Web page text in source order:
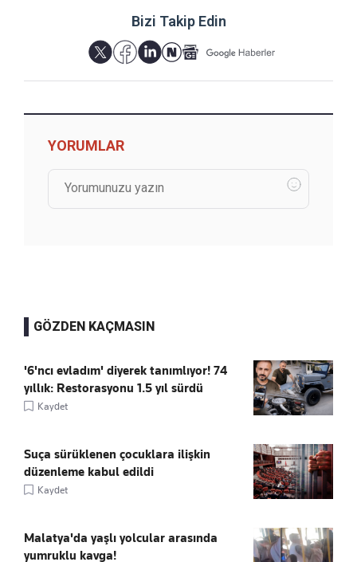
Bizi Takip Edin
YORUMLAR
GÖZDEN KAÇMASIN
'6'ncı evladım' diyerek tanımlıyor! 74
yıllık: Restorasyonu 1.5 yıl sürdü
Kaydet
Suça sürüklenen çocuklara ilişkin
düzenleme kabul edildi
Kaydet
Malatya'da yaşlı yolcular arasında
yumruklu kavga!